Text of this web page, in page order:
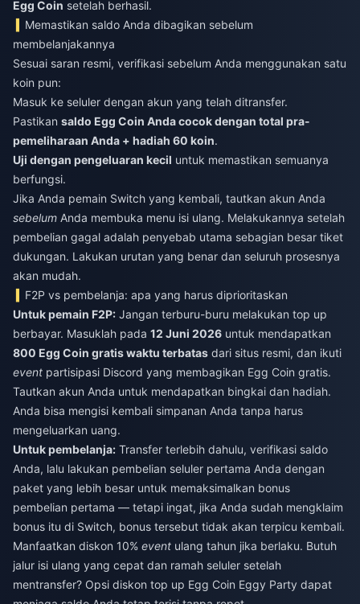
Egg Coin setelah berhasil.
Memastikan saldo Anda dibagikan sebelum
membelanjakannya
Sesuai saran resmi, verifikasi sebelum Anda menggunakan satu
koin pun:
Masuk ke seluler dengan akun yang telah ditransfer.
Pastikan saldo Egg Coin Anda cocok dengan total pra-
pemeliharaan Anda + hadiah 60 koin.
Uji dengan pengeluaran kecil untuk memastikan semuanya
berfungsi.
Jika Anda pemain Switch yang kembali, tautkan akun Anda
sebelum Anda membuka menu isi ulang. Melakukannya setelah
pembelian gagal adalah penyebab utama sebagian besar tiket
dukungan. Lakukan urutan yang benar dan seluruh prosesnya
akan mudah.
F2P vs pembelanja: apa yang harus diprioritaskan
Untuk pemain F2P: Jangan terburu-buru melakukan top up
berbayar. Masuklah pada 12 Juni 2026 untuk mendapatkan
800 Egg Coin gratis waktu terbatas dari situs resmi, dan ikuti
event partisipasi Discord yang membagikan Egg Coin gratis.
Tautkan akun Anda untuk mendapatkan bingkai dan hadiah.
Anda bisa mengisi kembali simpanan Anda tanpa harus
mengeluarkan uang.
Untuk pembelanja: Transfer terlebih dahulu, verifikasi saldo
Anda, lalu lakukan pembelian seluler pertama Anda dengan
paket yang lebih besar untuk memaksimalkan bonus
pembelian pertama — tetapi ingat, jika Anda sudah mengklaim
bonus itu di Switch, bonus tersebut tidak akan terpicu kembali.
Manfaatkan diskon 10% event ulang tahun jika berlaku. Butuh
jalur isi ulang yang cepat dan ramah seluler setelah
mentransfer? Opsi diskon top up Egg Coin Eggy Party dapat